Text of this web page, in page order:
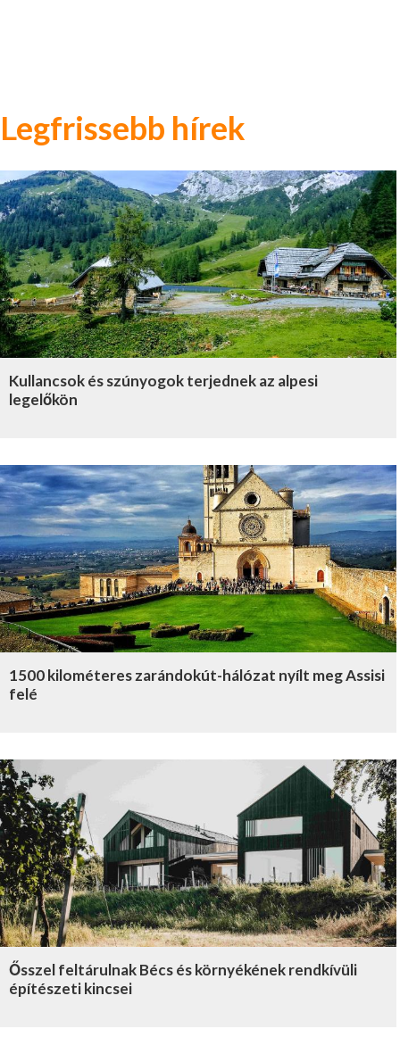
Legfrissebb hírek
Kullancsok és szúnyogok terjednek az alpesi
legelőkön
1500 kilométeres zarándokút-hálózat nyílt meg Assisi
felé
Ősszel feltárulnak Bécs és környékének rendkívüli
építészeti kincsei